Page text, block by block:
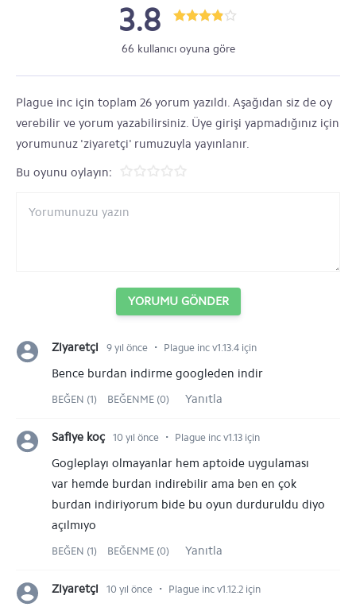
3.8
66 kullanıcı oyuna göre
Plague inc için toplam 26 yorum yazıldı. Aşağıdan siz de oy
verebilir ve yorum yazabilirsiniz. Üye girişi yapmadığınız için
yorumunuz 'ziyaretçi' rumuzuyla yayınlanır.
Bu oyunu oylayın:
YORUMU GÖNDER
Ziyaretçi 9 yıl önce ⋅ Plague inc v1.13.4 için
Bence burdan indirme googleden indir
BEĞEN (1) BEĞENME (0) Yanıtla
Safiye koç 10 yıl önce ⋅ Plague inc v1.13 için
Gogleplayı olmayanlar hem aptoide uygulaması
var hemde burdan indirebilir ama ben en çok
burdan indiriyorum bide bu oyun durduruldu diyo
açılmıyo
BEĞEN (1) BEĞENME (0) Yanıtla
Ziyaretçi 10 yıl önce ⋅ Plague inc v1.12.2 için